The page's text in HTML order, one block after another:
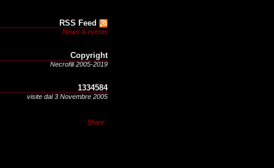
RSS Feed
News & events
Copyright
Necrofili 2005-2019
1334584
visite dal 3 Novembre 2005
Share